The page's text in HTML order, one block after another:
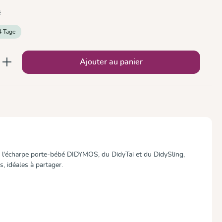
Tage
: Entrez la quantité souhaitée ou
Ajouter au panier
porte-bébé DIDYMOS, du DidyTai et du DidySling,
idéales à partager.